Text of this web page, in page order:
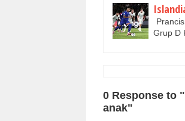
Grup D
0 Response to
anak"